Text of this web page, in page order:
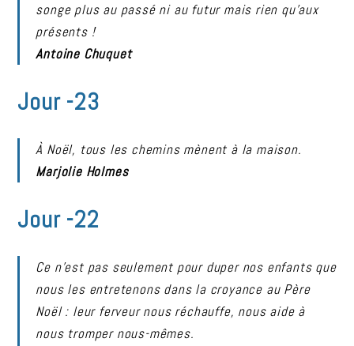
songe plus au passé ni au futur mais rien qu’aux
présents !
Antoine Chuquet
Jour -23
À Noël, tous les chemins mènent à la maison.
Marjolie Holmes
Jour -22
Ce n’est pas seulement pour duper nos enfants que
nous les entretenons dans la croyance au Père
Noël : leur ferveur nous réchauffe, nous aide à
nous tromper nous-mêmes.